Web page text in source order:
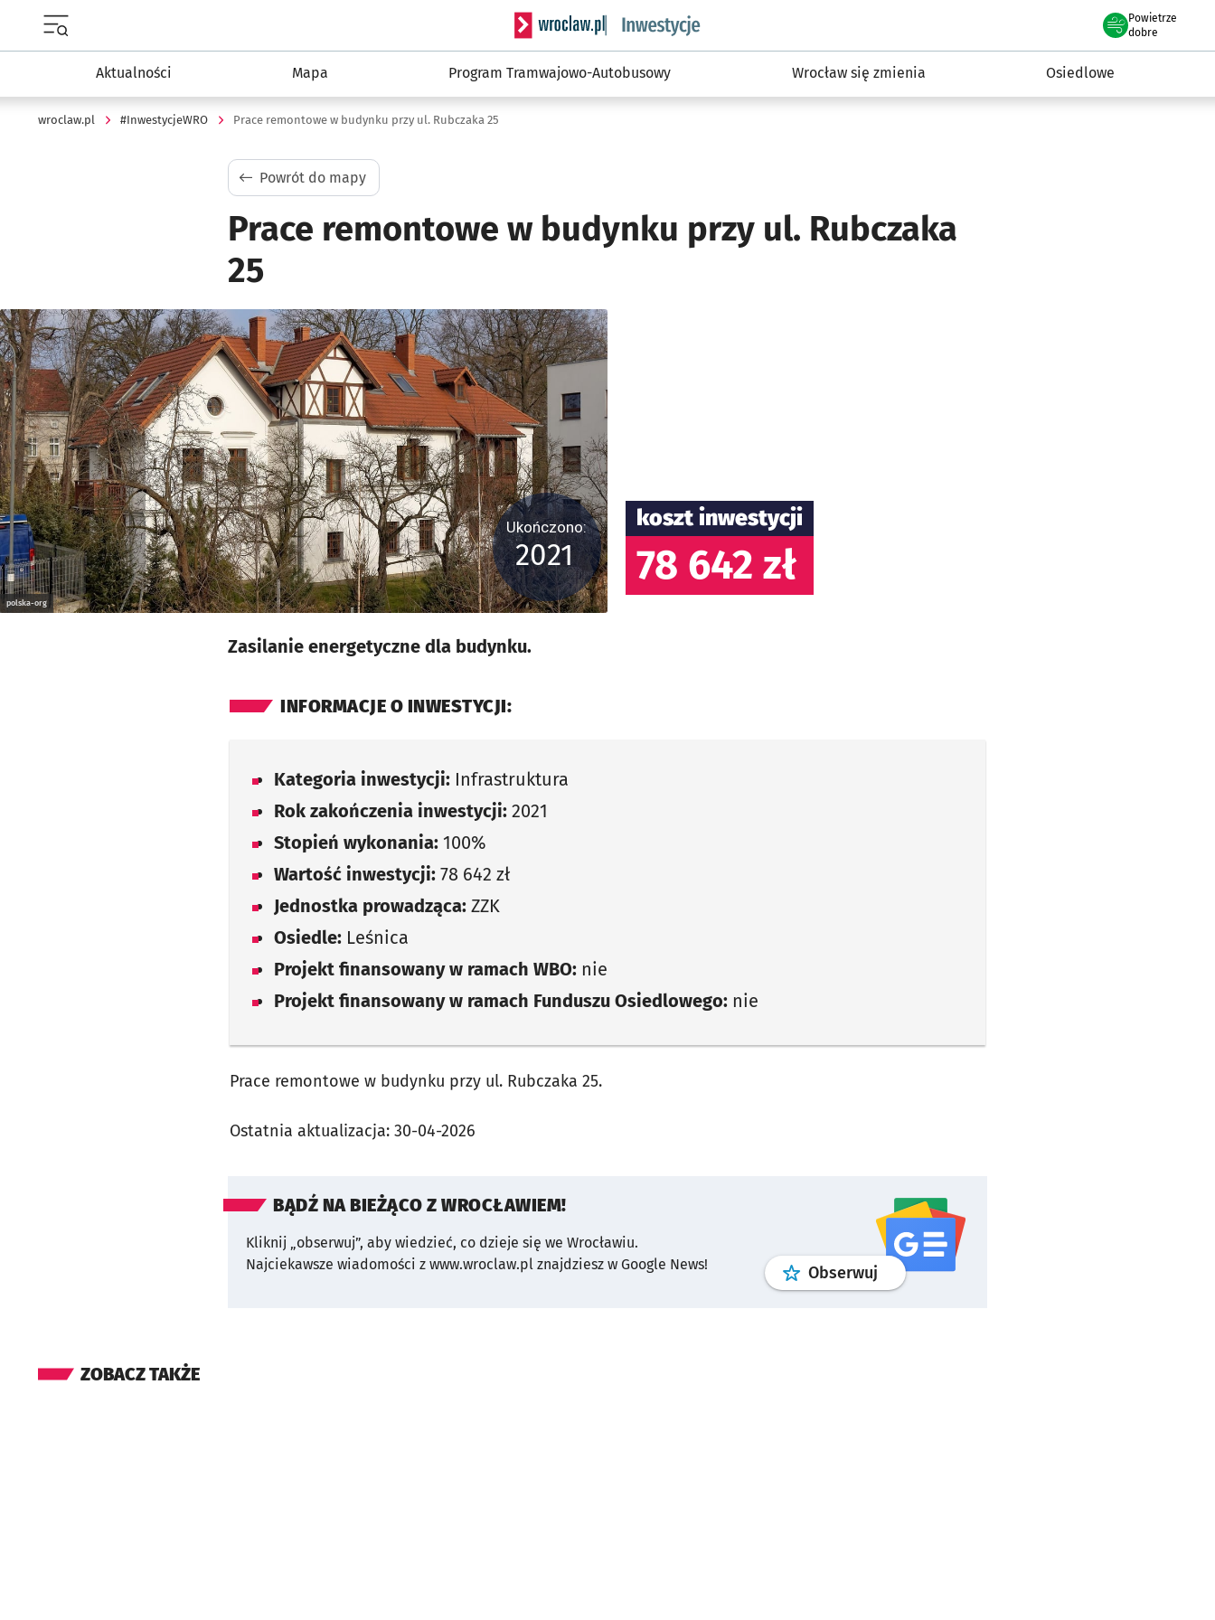
Serwis informacyjny wroclaw.pl podserwis: #InwestycjeWRO - miejskie inwestycje 2019-2032
Powietrze
we Wrocławiu
dobre
Aktualności Mapa Program Tramwajowo-Autobusowy Wrocław się zmienia Osiedlowe
wroclaw.pl #InwestycjeWRO Prace remontowe w budynku przy ul. Rubczaka 25
Powrót do mapy
Prace remontowe w budynku przy ul. Rubczaka
25
Kliknij, aby powiększyć
polska-org
Ukończono:
2021
koszt inwestycji
78 642 zł
Zasilanie energetyczne dla budynku.
INFORMACJE O INWESTYCJI:
Kategoria inwestycji: Infrastruktura
Rok zakończenia inwestycji: 2021
Stopień wykonania: 100%
Wartość inwestycji: 78 642 zł
Jednostka prowadząca: ZZK
Osiedle: Leśnica
Projekt finansowany w ramach WBO: nie
Projekt finansowany w ramach Funduszu Osiedlowego: nie
Prace remontowe w budynku przy ul. Rubczaka 25.
Ostatnia aktualizacja: 30-04-2026
BĄDŹ NA BIEŻĄCO Z WROCŁAWIEM!
Kliknij „obserwuj”, aby wiedzieć, co dzieje się we Wrocławiu.
Najciekawsze wiadomości z www.wroclaw.pl znajdziesz w Google News!
Obserwuj profilgoogle news
ZOBACZ TAKŻE